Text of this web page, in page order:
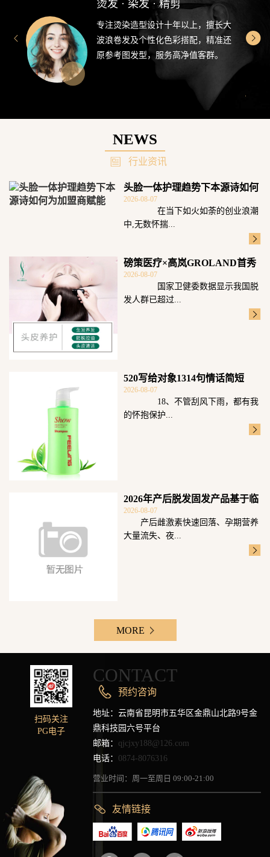
烫发 · 染发 · 精剪
专注烫染造型设计十年以上，擅长大
波浪卷发及个性化色彩搭配，精准还
原参考图发型，服务高净值客群。
NEWS
行业资讯
头脸一体护理趋势下本源诗如何
为加盟商赋能
2026-08-07
在当下如火如荼的创业浪潮
中,无数怀揣...
磅策医疗×高岚GROLAND首秀
广州发博
2026-08-07
国家卫健委数据显示我国脱
发人群已超过...
520写给对象1314句情话简短
2026-08-07
18、不管刮风下雨，都有我
的怀抱保护...
2026年产后脱发固发产品基于临
床毛囊数
2026-08-07
产后雌激素快速回落、孕期营养
大量流失、夜...
MORE
扫码关注
PG电子
CONTACT
预约咨询
地址：云南省昆明市五华区金鼎山北路9号金
鼎科技园六号平台
邮箱： qjcjxy188@126.com
电话： 0874-8076316
营业时间：周一至周日 09:00-21:00
友情链接